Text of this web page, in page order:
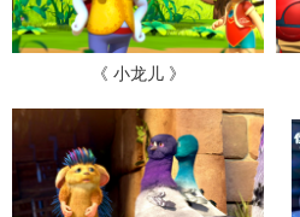
《 小龙儿 》